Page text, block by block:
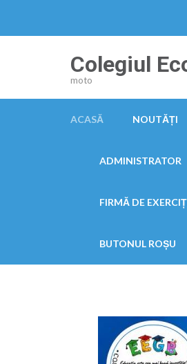
Colegiul
moto
ACASĂ NOUTĂȚI
ADMINISTRATOR
FIRMĂ DE
BUTONUL ROȘU